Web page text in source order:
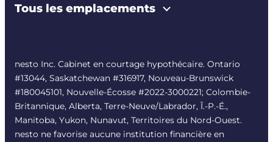
Tous les emplacements
nesto Inc. Cabinet en courtage hypothécaire. Ontario
#13044, Saskatchewan #316917, Nouveau-Brunswick
#180045101, Nouvelle-Écosse #2022-3000221; Colombie-
Britannique, Alberta, Terre-Neuve/Labrador, Î.-P.-É.,
Manitoba, Yukon, Nunavut, Territoires du Nord-Ouest.
nesto ne favorise aucune institution financière en